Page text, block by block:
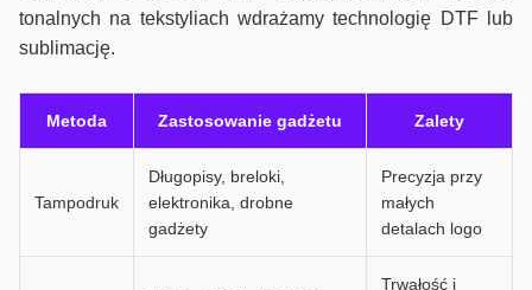
tonalnych na tekstyliach wdrażamy technologię DTF lub
sublimację.
Metoda Zastosowanie gadżetu Zalety
Tampodruk
Długopisy, breloki,
elektronika, drobne
gadżety
Precyzja przy
małych
detalach logo
Trwałość i